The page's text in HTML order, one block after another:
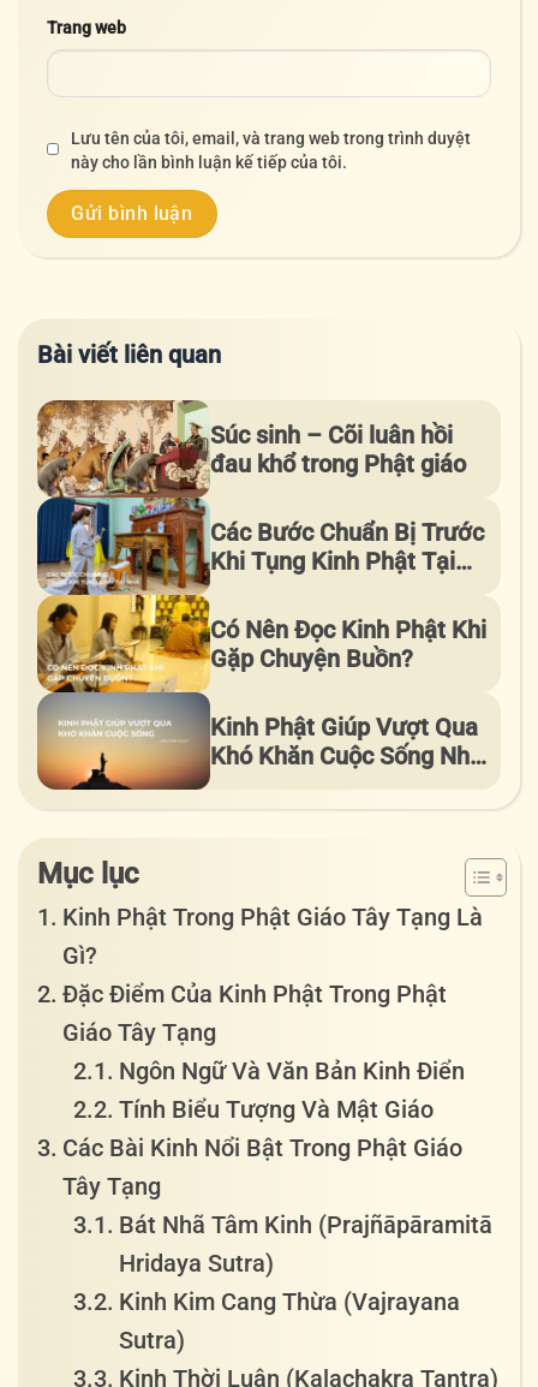
Trang web
Lưu tên của tôi, email, và trang web trong trình duyệt
này cho lần bình luận kế tiếp của tôi.
Bài viết liên quan
Súc sinh – Cõi luân hồi
đau khổ trong Phật giáo
Các Bước Chuẩn Bị Trước
Khi Tụng Kinh Phật Tại
Có Nên Đọc Kinh Phật Khi
Gặp Chuyện Buồn?
Kinh Phật Giúp Vượt Qua
Khó Khăn Cuộc Sống Như
Mục lục
Kinh Phật Trong Phật Giáo Tây Tạng Là
Gì?
Đặc Điểm Của Kinh Phật Trong Phật
Giáo Tây Tạng
Ngôn Ngữ Và Văn Bản Kinh Điển
Tính Biểu Tượng Và Mật Giáo
Các Bài Kinh Nổi Bật Trong Phật Giáo
Tây Tạng
Bát Nhã Tâm Kinh (Prajñāpāramitā
Hridaya Sutra)
Kinh Kim Cang Thừa (Vajrayana
Sutra)
Kinh Thời Luân (Kalachakra Tantra)